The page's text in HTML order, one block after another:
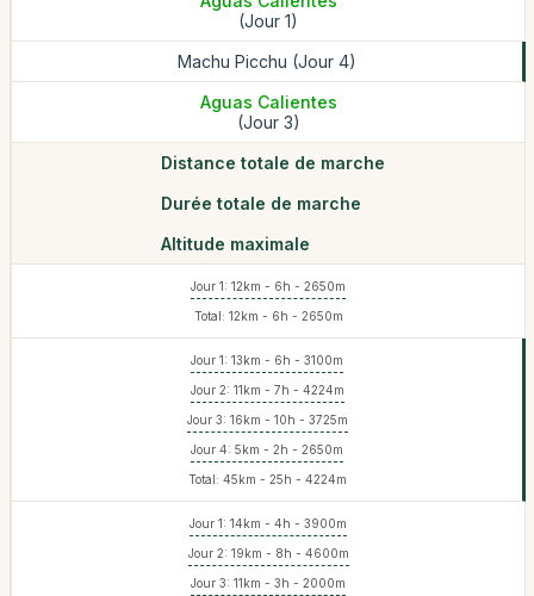
(Jour 1)
Machu Picchu (Jour 4)
Aguas Calientes
(Jour 3)
Distance totale de marche
Durée totale de marche
Altitude maximale
Jour 1: 12km - 6h - 2650m
Total: 12km - 6h - 2650m
Jour 1: 13km - 6h - 3100m
Jour 2: 11km - 7h - 4224m
Jour 3: 16km - 10h - 3725m
Jour 4: 5km - 2h - 2650m
Total: 45km - 25h - 4224m
Jour 1: 14km - 4h - 3900m
Jour 2: 19km - 8h - 4600m
Jour 3: 11km - 3h - 2000m